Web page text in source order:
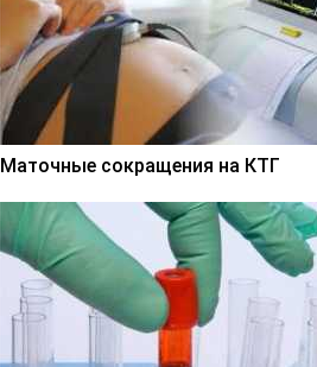
Маточные сокращения на КТГ